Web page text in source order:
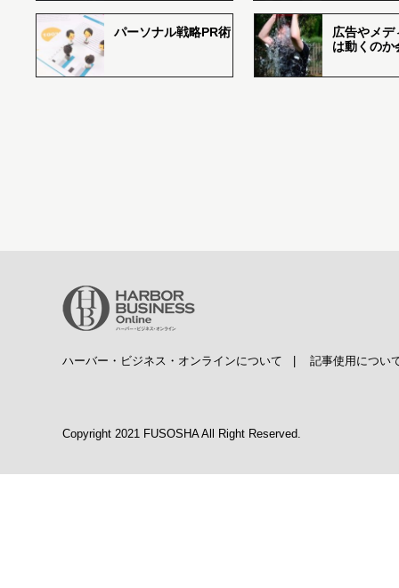
パーソナル戦略PR術
広告やメデ
は動くのか
ハーバー・ビジネス・オンラインについて 記事使用につい
Copyright 2021 FUSOSHA All Right Reserved.